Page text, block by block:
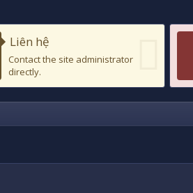
Liên hệ
Contact the site administrator
directly.